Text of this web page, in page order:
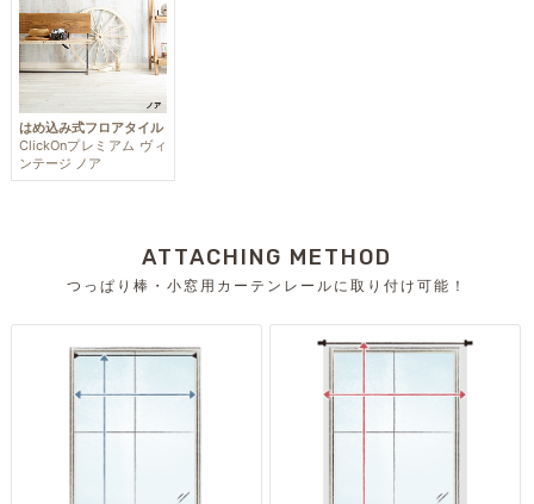
はめ込み式フロアタイル
ClickOnプレミアム ヴィ
ンテージ ノア
ATTACHING METHOD
つっぱり棒・小窓用カーテンレールに取り付け可能！